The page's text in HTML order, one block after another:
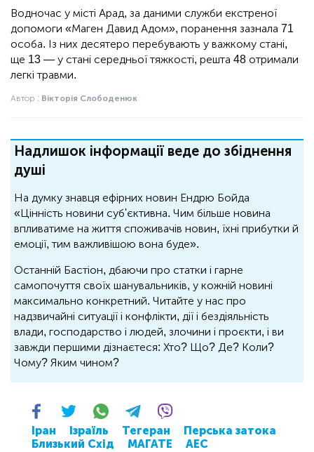
Водночас у місті Арад, за даними служби екстреної
допомоги «Маген Давид Адом», поранення зазнала 71
особа. Із них десятеро перебувають у важкому стані,
ще 13 — у стані середньої тяжкості, решта 48 отримали
легкі травми.
Автор : Вікторія Слободенюк
Надлишок інформації веде до збіднення
душі
На думку знавця ефірних новин Ендрю Бойда
«Цінність новини суб'єктивна. Чим більше новина
впливатиме на життя споживачів новин, їхні прибутки й
емоції, тим важливішою вона буде».
Останній Бастіон, дбаючи про статки і гарне
самопочуття своїх шанувальників, у кожній новині
максимально конкретний. Читайте у нас про
надзвичайні ситуації і конфлікти, дії і бездіяльність
влади, господарство і людей, злочини і проєкти, і ви
завжди першими дізнаєтеся: Хто? Що? Де? Коли?
Чому? Яким чином?
Іран Ізраїль Тегеран
Перська затока
Близький Схід
МАГАТЕ АЕС